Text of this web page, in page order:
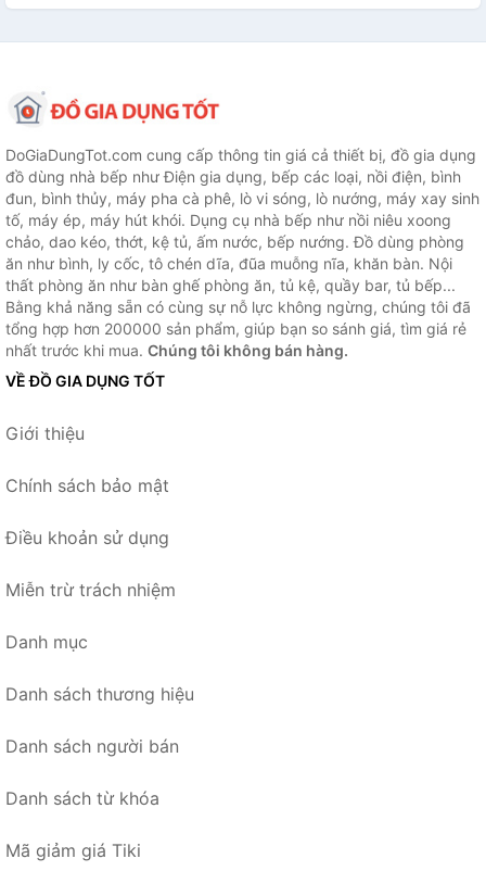
DoGiaDungTot.com cung cấp thông tin giá cả thiết bị, đồ gia dụng
đồ dùng nhà bếp như Điện gia dụng, bếp các loại, nồi điện, bình
đun, bình thủy, máy pha cà phê, lò vi sóng, lò nướng, máy xay sinh
tố, máy ép, máy hút khói. Dụng cụ nhà bếp như nồi niêu xoong
chảo, dao kéo, thớt, kệ tủ, ấm nước, bếp nướng. Đồ dùng phòng
ăn như bình, ly cốc, tô chén dĩa, đũa muỗng nĩa, khăn bàn. Nội
thất phòng ăn như bàn ghế phòng ăn, tủ kệ, quầy bar, tủ bếp...
Bằng khả năng sẵn có cùng sự nỗ lực không ngừng, chúng tôi đã
tổng hợp hơn 200000 sản phẩm, giúp bạn so sánh giá, tìm giá rẻ
nhất trước khi mua. Chúng tôi không bán hàng.
VỀ ĐỒ GIA DỤNG TỐT
Giới thiệu
Chính sách bảo mật
Điều khoản sử dụng
Miễn trừ trách nhiệm
Danh mục
Danh sách thương hiệu
Danh sách người bán
Danh sách từ khóa
Mã giảm giá Tiki